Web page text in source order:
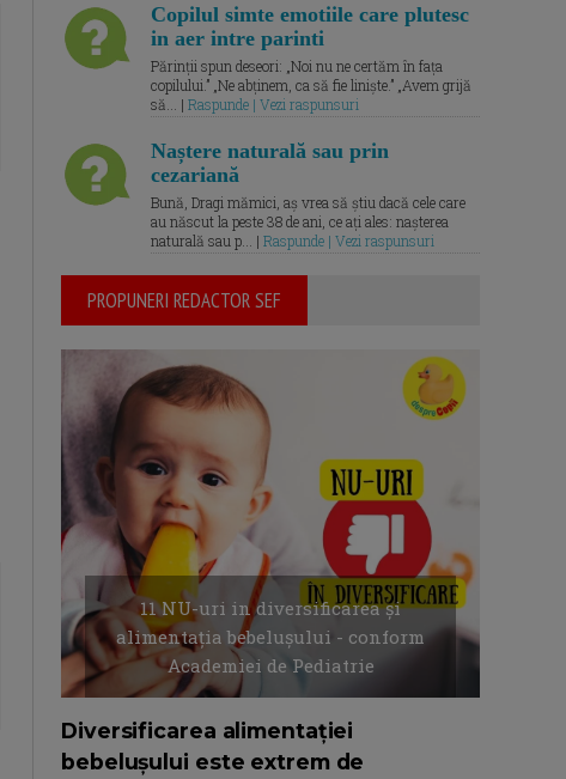
Copilul simte emotiile care plutesc
in aer intre parinti
Părinții spun deseori: „Noi nu ne certăm în fața
copilului.” „Ne abținem, ca să fie liniște.” „Avem grijă
să... | Raspunde | Vezi raspunsuri
Naștere naturală sau prin
cezariană
Bună, Dragi mămici, aș vrea să știu dacă cele care
au născut la peste 38 de ani, ce ați ales: nașterea
naturală sau p... | Raspunde | Vezi raspunsuri
PROPUNERI REDACTOR SEF
11 NU-uri in diversificarea și
alimentația bebelușului - conform
Academiei de Pediatrie
Diversificarea alimentației
bebelușului este extrem de